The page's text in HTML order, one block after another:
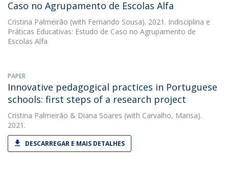
Caso no Agrupamento de Escolas Alfa
Cristina Palmeirão (with Fernando Sousa). 2021. Indisciplina e
Práticas Educativas: Estudo de Caso no Agrupamento de
Escolas Alfa
PAPER
Innovative pedagogical practices in Portuguese
schools: first steps of a research project
Cristina Palmeirão & Diana Soares (with Carvalho, Marisa).
2021.
DESCARREGAR E MAIS DETALHES